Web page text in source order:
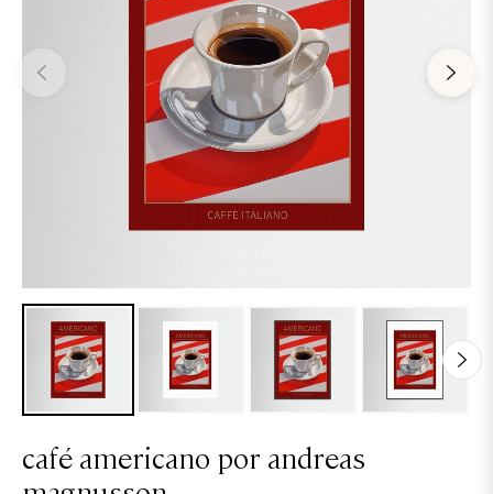
café americano por andreas